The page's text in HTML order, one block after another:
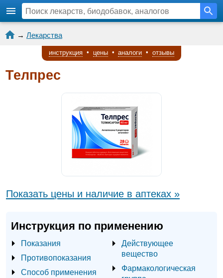
→ Лекарства
инструкция • цены • аналоги • отзывы
Телпрес
Показать цены и наличие в аптеках »
Инструкция по применению
Показания
Противопоказания
Способ применения
Действующее
вещество
Фармакологическая